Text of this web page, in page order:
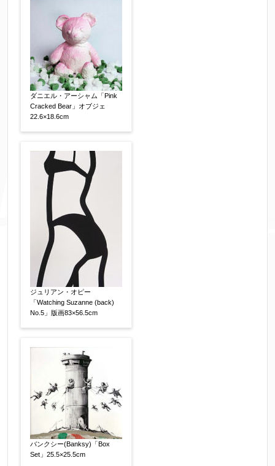
個人情報の取扱いについて、同意の上送信しま
同意する 【必須】
↑ 同意頂けましたらチェックを入れてくださ
い。
※データはSSL(Secure Sockets Layer)通信によ
り暗号化して送信されます。
ダニエル・アーシャム「Pink
Cracked Bear」オブジェ
22.6×18.6cm
ジュリアン・オピー
「Watching Suzanne (back)
No.5」版画83×56.5cm
バンクシー(Banksy)「Box
Set」25.5×25.5cm